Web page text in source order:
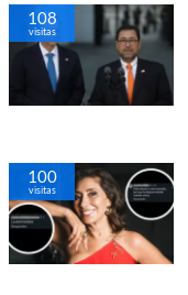
108
visitas
100
visitas